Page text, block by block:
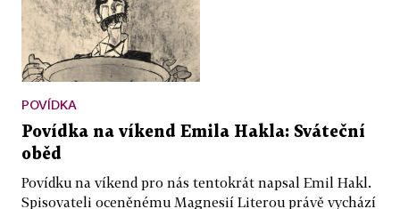
POVÍDKA
Povídka na víkend Emila Hakla: Sváteční
oběd
Povídku na víkend pro nás tentokrát napsal Emil Hakl.
Spisovateli oceněnému Magnesií Literou právě vychází